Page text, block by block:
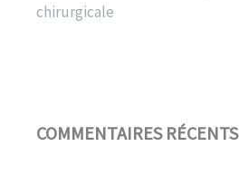
chirurgicale
COMMENTAIRES RÉCENTS